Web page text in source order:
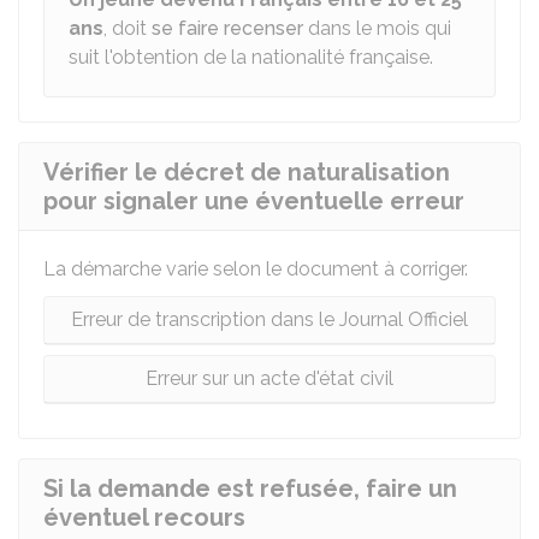
ans, doit se faire recenser dans le mois qui
suit l'obtention de la nationalité française.
Vérifier le décret de naturalisation
pour signaler une éventuelle erreur
La démarche varie selon le document à corriger.
Erreur de transcription dans le Journal Officiel
Erreur sur un acte d'état civil
Si la demande est refusée, faire un
éventuel recours